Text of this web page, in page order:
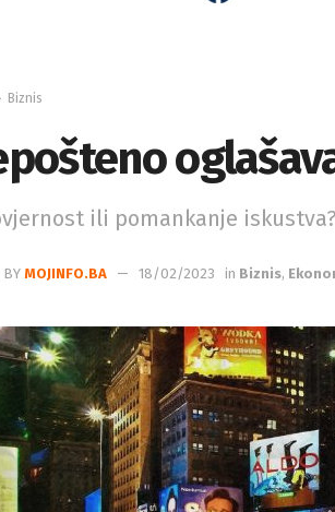
Biznis
ili pomankanje iskustva?
BY MOJINFO.BA 18/02/2023 in Biznis,